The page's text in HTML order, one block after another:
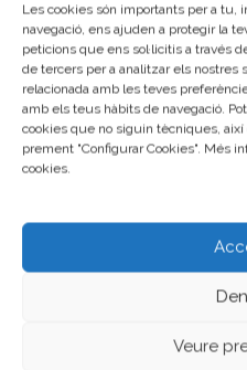
Les cookies són importants per a tu,
navegació, ens ajuden a protegir la
peticions que ens sol·licitis a través
de tercers per a analitzar els
relacionada amb les teves
amb els teus hàbits de navegació.
cookies que no siguin tècniques,
prement "Configurar Cookies". Més
cookies.
Veure
Lorena